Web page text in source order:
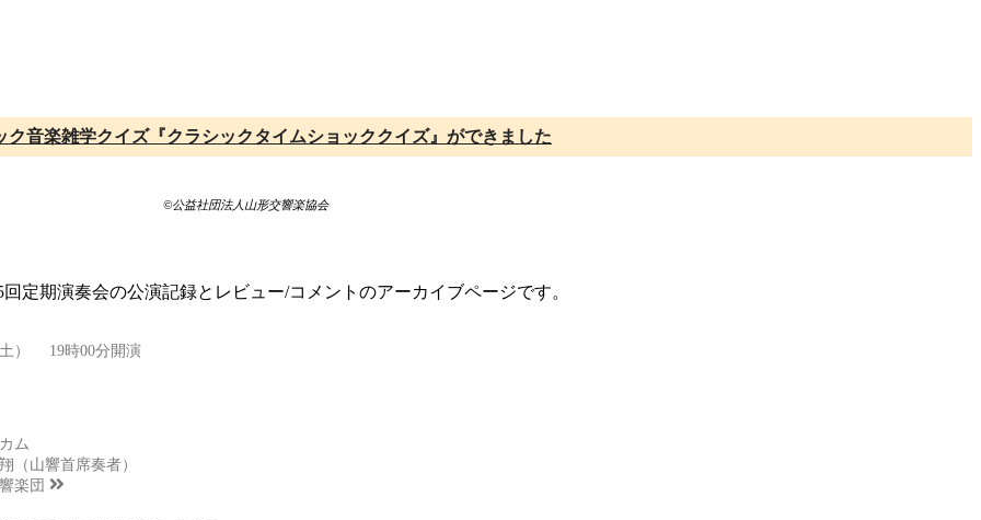
ク音楽雑学クイズ『クラシックタイムショッククイズ』ができました
©公益社団法人山形交響楽協会
定期演奏会の公演記録とレビュー/コメントのアーカイブページです。
土） 19時00分開演
ム
（山響首席奏者）
楽団